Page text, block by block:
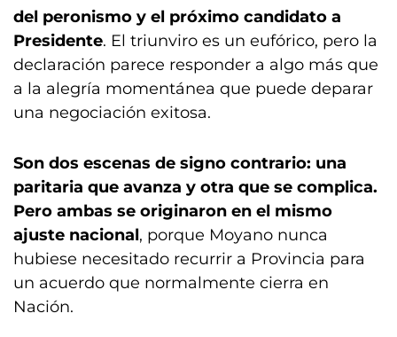
del peronismo y el próximo candidato a
Presidente. El triunviro es un eufórico, pero la
declaración parece responder a algo más que
a la alegría momentánea que puede deparar
una negociación exitosa.
Son dos escenas de signo contrario: una
paritaria que avanza y otra que se complica.
Pero ambas se originaron en el mismo
ajuste nacional, porque Moyano nunca
hubiese necesitado recurrir a Provincia para
un acuerdo que normalmente cierra en
Nación.